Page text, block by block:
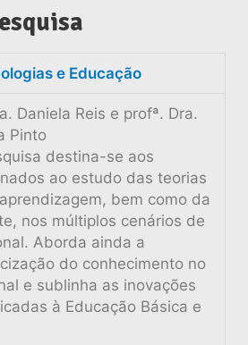
e Educação
Daniela Reis e profª. Dra.
Pinto
destina-se aos
ao estudo das teorias
bem como da
nos múltiplos cenários de
Aborda ainda a
do conhecimento no
e sublinha as inovações
à Educação Básica e